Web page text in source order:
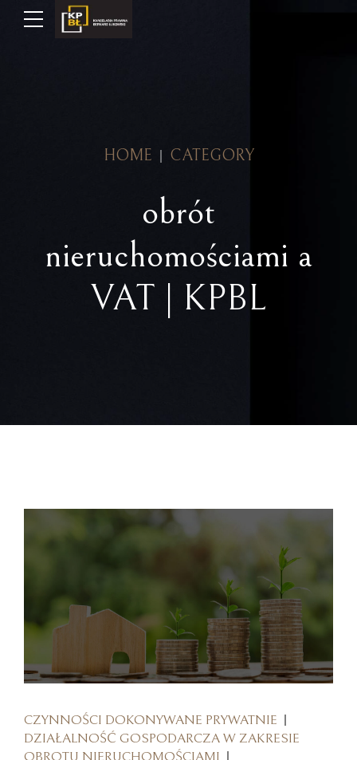
HOME CATEGORY
obrót
nieruchomościami a
VAT | KPBL
CZYNNOŚCI DOKONYWANE PRYWATNIE
DZIAŁALNOŚĆ GOSPODARCZA W ZAKRESIE
OBROTU NIERUCHOMOŚCIAMI